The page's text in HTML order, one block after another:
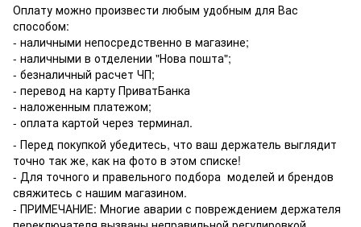
Оплату можно произвести любым удобным для Вас
способом:
- наличными непосредственно в магазине;
- наличными в отделении "Нова пошта";
- безналичный расчет ЧП;
- перевод на карту ПриватБанка
- наложенным платежом;
- оплата картой через терминал.
- Перед покупкой убедитесь, что ваш держатель выглядит
точно так же, как на фото в этом списке!
- Для точного и правельного подбора моделей и брендов
свяжитесь с нашим магазином.
- ПРИМЕЧАНИЕ: Многие аварии с повреждением держателя